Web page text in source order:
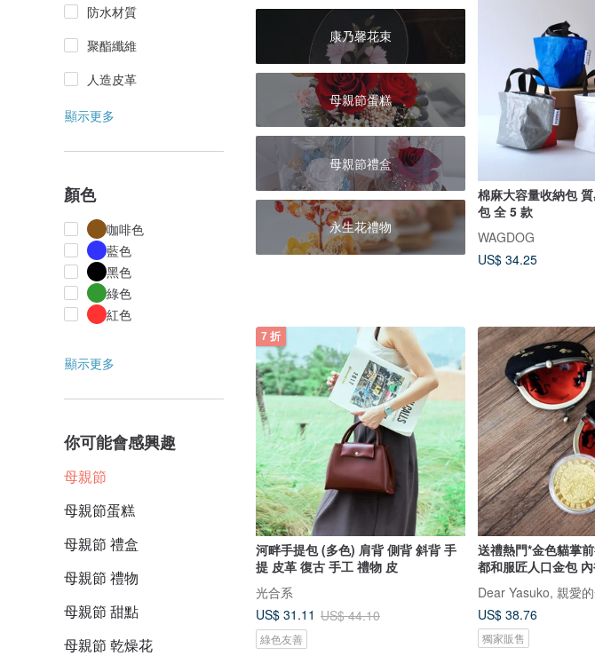
防水材質
聚酯纖維
人造皮革
顯示更多
顏色
咖啡色
藍色
黑色
綠色
紅色
顯示更多
你可能會感興趣
母親節
母親節蛋糕
母親節 禮盒
母親節 禮物
母親節 甜點
母親節 乾燥花
康乃馨花束
母親節蛋糕
母親節禮盒
永生花禮物
棉麻大容量收納包
包 全 5 款
WAGDOG
US$ 34.25
7 折
河畔手提包 (多色) 肩背 側背 斜背 手
提 皮革 復古 手工 禮物 皮
光合系
US$ 31.11 US$ 44.10
綠色友善
送禮熱門*金色貓掌
都和服匠人口金包
Dear Yasuko, 親愛
US$ 38.76
獨家販售